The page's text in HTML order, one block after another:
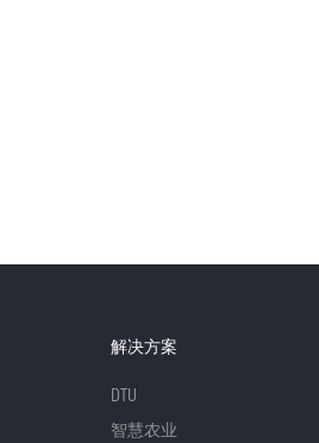
解决方案
DTU
智慧农业